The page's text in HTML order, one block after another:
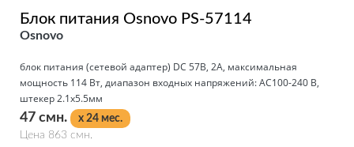
Блок питания Osnovo PS-57114
Osnovo
блок питания (сетевой адаптер) DC 57В, 2A, максимальная
мощность 114 Вт, диапазон входных напряжений: AC100-240 В,
штекер 2.1x5.5мм
47 смн.
x 24 мес.
Цена 863 смн.